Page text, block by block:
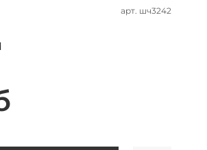
арт. шч3242